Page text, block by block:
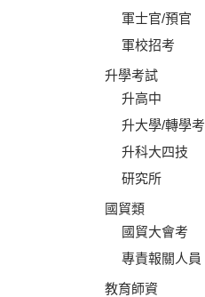
軍士官/預官
軍校招考
升學考試
升高中
升大學/轉學考
升科大四技
研究所
國貿類
國貿大會考
專責報關人員
教育師資